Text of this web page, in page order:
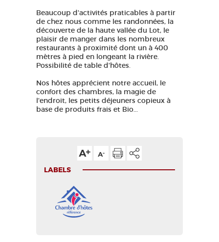
Beaucoup d'activités praticables à partir
de chez nous comme les randonnées, la
découverte de la haute vallée du Lot, le
plaisir de manger dans les nombreux
restaurants à proximité dont un à 400
mètres à pied en longeant la rivière.
Possibilité de table d'hôtes.
Nos hôtes apprécient notre accueil, le
confort des chambres, la magie de
l'endroit, les petits déjeuners copieux à
base de produits frais et Bio...
LABELS